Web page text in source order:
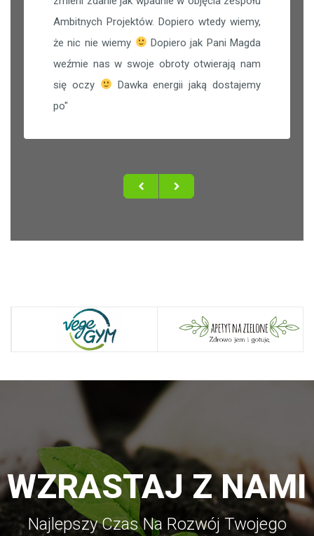
Ambitnych Projektów. Dopiero wtedy wiemy,
że nic nie wiemy
Dopiero jak Pani Magda
weźmie nas w swoje obroty otwierają nam
się oczy
Dawka energii jaką dostajemy
po"
WZRASTAJ Z NAMI
Najlepszy Czas Na Rozwój Twojego